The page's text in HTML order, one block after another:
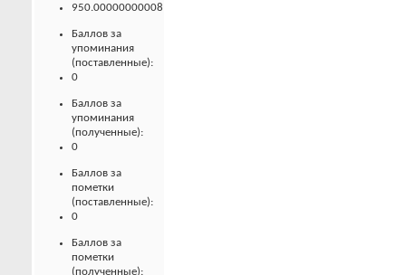
950.00000000008
Баллов за
упоминания
(поставленные):
0
Баллов за
упоминания
(полученные):
0
Баллов за
пометки
(поставленные):
0
Баллов за
пометки
(полученные):